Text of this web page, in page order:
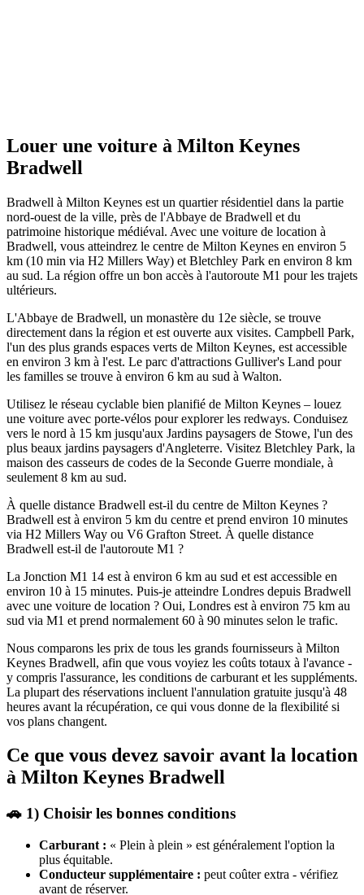
Louer une voiture à Milton Keynes
Bradwell
Bradwell à Milton Keynes est un quartier résidentiel dans la partie
nord-ouest de la ville, près de l'Abbaye de Bradwell et du
patrimoine historique médiéval. Avec une voiture de location à
Bradwell, vous atteindrez le centre de Milton Keynes en environ 5
km (10 min via H2 Millers Way) et Bletchley Park en environ 8 km
au sud. La région offre un bon accès à l'autoroute M1 pour les trajets
ultérieurs.
L'Abbaye de Bradwell, un monastère du 12e siècle, se trouve
directement dans la région et est ouverte aux visites. Campbell Park,
l'un des plus grands espaces verts de Milton Keynes, est accessible
en environ 3 km à l'est. Le parc d'attractions Gulliver's Land pour
les familles se trouve à environ 6 km au sud à Walton.
Utilisez le réseau cyclable bien planifié de Milton Keynes – louez
une voiture avec porte-vélos pour explorer les redways. Conduisez
vers le nord à 15 km jusqu'aux Jardins paysagers de Stowe, l'un des
plus beaux jardins paysagers d'Angleterre. Visitez Bletchley Park, la
maison des casseurs de codes de la Seconde Guerre mondiale, à
seulement 8 km au sud.
À quelle distance Bradwell est-il du centre de Milton Keynes ?
Bradwell est à environ 5 km du centre et prend environ 10 minutes
via H2 Millers Way ou V6 Grafton Street. À quelle distance
Bradwell est-il de l'autoroute M1 ?
La Jonction M1 14 est à environ 6 km au sud et est accessible en
environ 10 à 15 minutes. Puis-je atteindre Londres depuis Bradwell
avec une voiture de location ? Oui, Londres est à environ 75 km au
sud via M1 et prend normalement 60 à 90 minutes selon le trafic.
Nous comparons les prix de tous les grands fournisseurs à Milton
Keynes Bradwell, afin que vous voyiez les coûts totaux à l'avance -
y compris l'assurance, les conditions de carburant et les suppléments.
La plupart des réservations incluent l'annulation gratuite jusqu'à 48
heures avant la récupération, ce qui vous donne de la flexibilité si
vos plans changent.
Ce que vous devez savoir avant la location
à Milton Keynes Bradwell
🚗 1) Choisir les bonnes conditions
Carburant : « Plein à plein » est généralement l'option la
plus équitable.
Conducteur supplémentaire : peut coûter extra - vérifiez
avant de réserver.